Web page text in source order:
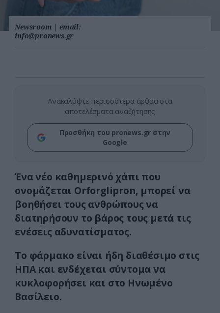
Newsroom | email:
info@pronews.gr
Ανακαλύψτε περισσότερα άρθρα στα
αποτελέσματα αναζήτησης
Προσθήκη του pronews.gr στην
Google
Ένα νέο καθημερινό χάπι που
ονομάζεται Orforglipron, μπορεί να
βοηθήσει τους ανθρώπους να
διατηρήσουν το βάρος τους μετά τις
ενέσεις αδυνατίσματος.
Το φάρμακο είναι ήδη διαθέσιμο στις
ΗΠΑ και ενδέχεται σύντομα να
κυκλοφορήσει και στο Ηνωμένο
Βασίλειο.